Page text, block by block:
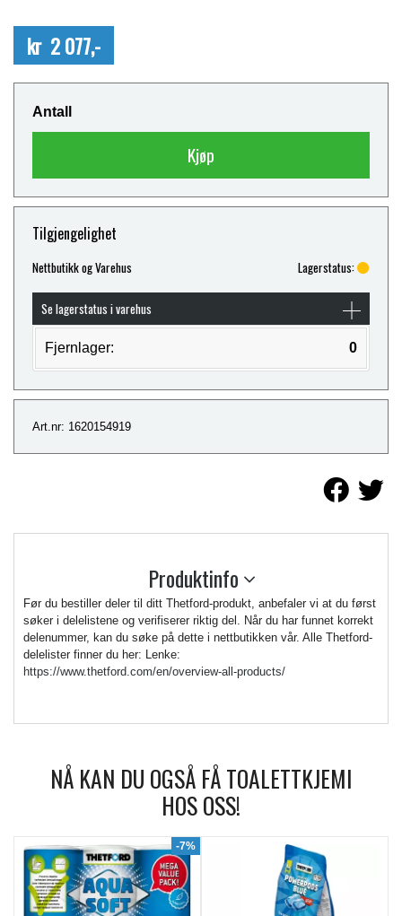
kr 2 077,-
Antall
Kjøp
Tilgjengelighet
Nettbutikk og Varehus Lagerstatus:
Se lagerstatus i varehus
Fjernlager: 0
Art.nr: 1620154919
Produktinfo
Før du bestiller deler til ditt Thetford-produkt, anbefaler vi at du først
søker i delelistene og verifiserer riktig del. Når du har funnet korrekt
delenummer, kan du søke på dette i nettbutikken vår. Alle Thetford-
delelister finner du her: Lenke:
https://www.thetford.com/en/overview-all-products/
NÅ KAN DU OGSÅ FÅ TOALETTKJEMI
HOS OSS!
-7%